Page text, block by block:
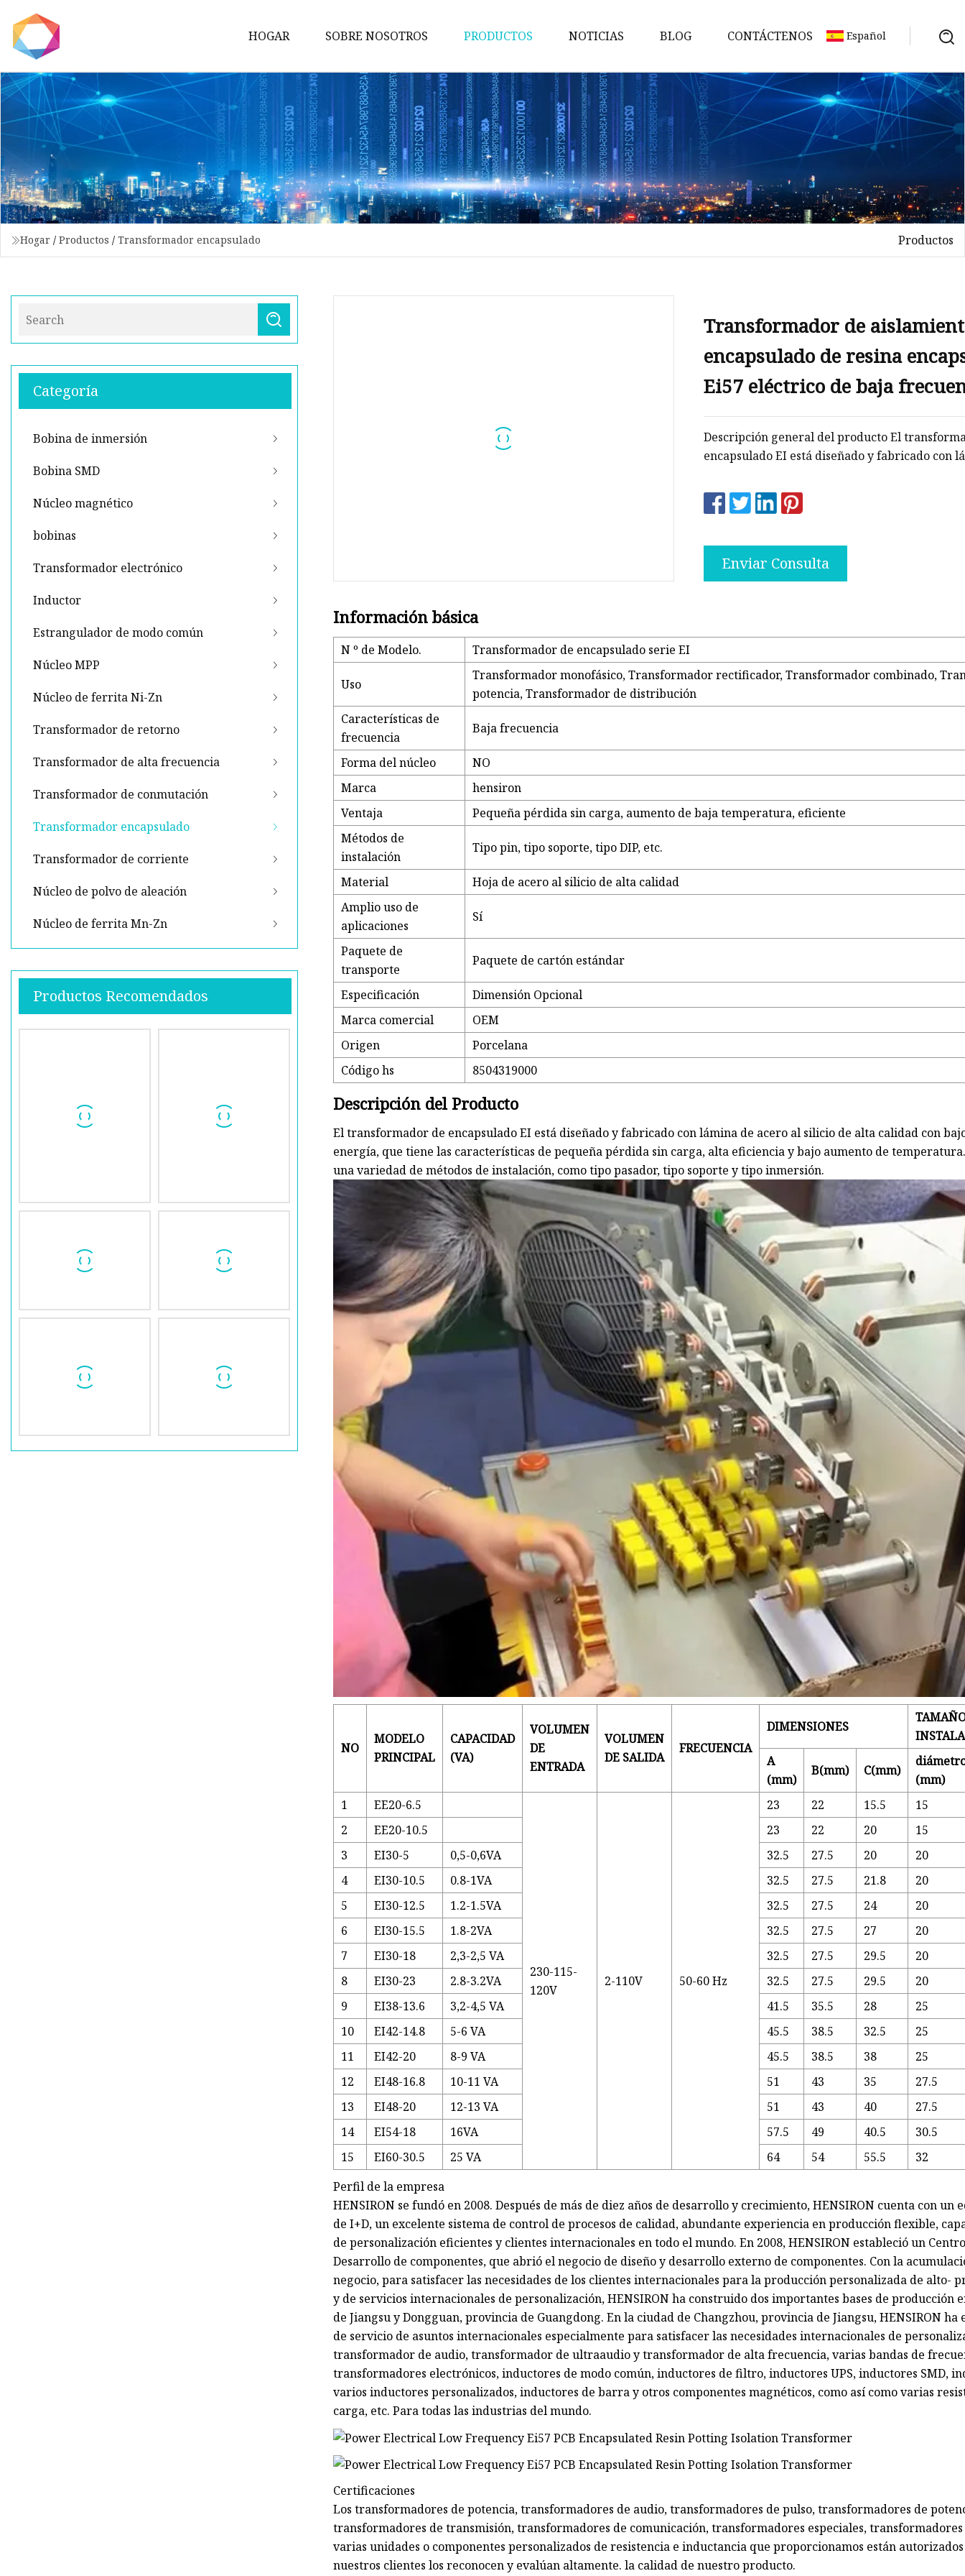
HOGAR SOBRE NOSOTROS PRODUCTOS
Bobina de inmersión
Bobina SMD
Núcleo magnético
bobinas
Transformador electrónico
Inductor
Núcleo de ferrita Ni-Zn
Transformador de corriente
Núcleo de polvo de aleación
NOTICIAS BLOG CONTÁCTENOS Español
Hogar / Productos / Transformador encapsulado Productos
Categoría
Bobina de inmersión
Bobina SMD
Núcleo magnético
bobinas
Transformador electrónico
Inductor
Estrangulador de modo común
Núcleo MPP
Núcleo de ferrita Ni-Zn
Transformador de retorno
Transformador de alta frecuencia
Transformador de conmutación
Transformador encapsulado
Transformador de corriente
Núcleo de polvo de aleación
Núcleo de ferrita Mn-Zn
Productos Recomendados
Transformador de
encapsulado de resina
Ei57 eléctrico de baja
Descripción general del producto El
encapsulado EI está diseñado y fabricado con
Enviar Consulta
Información básica
N º de Modelo. Transformador de encapsulado serie EI
Uso
Transformador monofásico, Transformador rectificador, Transformador combinado,
potencia, Transformador de distribución
Características de
frecuencia
Baja frecuencia
Forma del núcleo
NO
Marca
hensiron
Ventaja
Pequeña pérdida sin carga, aumento de baja temperatura, eficiente
Métodos de
instalación
Tipo pin, tipo soporte, tipo DIP, etc.
Material
Hoja de acero al silicio de alta calidad
Amplio uso de
aplicaciones
Sí
Paquete de
transporte
Paquete de cartón estándar
Especificación
Dimensión Opcional
Marca comercial
OEM
Origen
Porcelana
Código hs
8504319000
Descripción del Producto
El transformador de encapsulado EI está diseñado y fabricado con lámina de acero al silicio de alta calidad con
energía, que tiene las características de pequeña pérdida sin carga, alta eficiencia y bajo aumento de
una variedad de métodos de instalación, como tipo pasador, tipo soporte y tipo inmersión.
NO
MODELO
PRINCIPAL
CAPACIDAD
(VA)
VOLUMEN
DE
ENTRADA
VOLUMEN
DE SALIDA
FRECUENCIA
DIMENSIONES
A
(mm)
B(mm) C(mm)
(mm)
1
EE20-6.5
230-115-
120V
2-110V 50-60 Hz
23 22 15.5
15
2
EE20-10.5 23 22 20
15
3
EI30-5 0,5-0,6VA 32.5 27.5 20
20
4
EI30-10.5 0.8-1VA 32.5 27.5 21.8
20
5
EI30-12.5 1.2-1.5VA 32.5 27.5 24
20
6
EI30-15.5 1.8-2VA 32.5 27.5 27
20
7
EI30-18 2,3-2,5 VA 32.5 27.5 29.5
20
8
EI30-23 2.8-3.2VA 32.5 27.5 29.5
20
9
EI38-13.6 3,2-4,5 VA 41.5 35.5 28
25
10
EI42-14.8 5-6 VA 45.5 38.5 32.5
25
11
EI42-20 8-9 VA 45.5 38.5 38
25
12
EI48-16.8 10-11 VA 51 43 35
27.5
13
EI48-20 12-13 VA 51 43 40
27.5
14
EI54-18 16VA 57.5 49 40.5
30.5
15
EI60-30.5 25 VA 64 54 55.5
32
Perfil de la empresa
HENSIRON se fundó en 2008. Después de más de diez años de desarrollo y crecimiento, HENSIRON cuenta con un
de I+D, un excelente sistema de control de procesos de calidad, abundante experiencia en producción flexible,
de personalización eficientes y clientes internacionales en todo el mundo. En 2008, HENSIRON estableció un
Desarrollo de componentes, que abrió el negocio de diseño y desarrollo externo de componentes. Con la
negocio, para satisfacer las necesidades de los clientes internacionales para la producción personalizada de alto-
y de servicios internacionales de personalización, HENSIRON ha construido dos importantes bases de producción
de Jiangsu y Dongguan, provincia de Guangdong. En la ciudad de Changzhou, provincia de Jiangsu, HENSIRON ha
de servicio de asuntos internacionales especialmente para satisfacer las necesidades internacionales de
transformador de audio, transformador de ultraaudio y transformador de alta frecuencia, varias bandas de
transformadores electrónicos, inductores de modo común, inductores de filtro, inductores UPS, inductores SMD,
varios inductores personalizados, inductores de barra y otros componentes magnéticos, como así como varias
carga, etc. Para todas las industrias del mundo.
Certificaciones
Los transformadores de potencia, transformadores de audio, transformadores de pulso, transformadores de
transformadores de transmisión, transformadores de comunicación, transformadores especiales, transformadores
varias unidades o componentes personalizados de resistencia e inductancia que proporcionamos están
nuestros clientes los reconocen y evalúan altamente. la calidad de nuestro producto.